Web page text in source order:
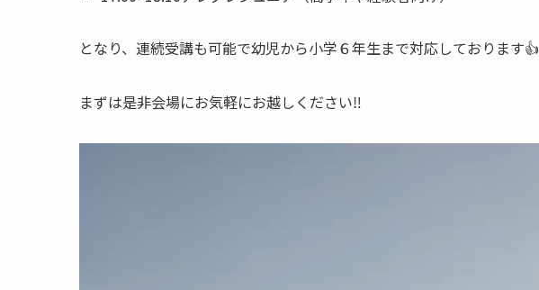
となり、連続受講も可能で幼児から小学６年生まで対応しております👍
まずは是非会場にお気軽にお越しください‼️